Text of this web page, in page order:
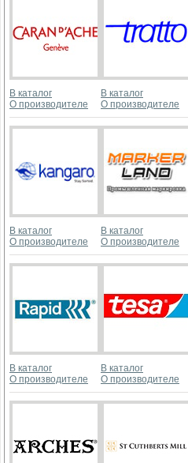
В каталог
О производителе
В каталог
О производителе
В каталог
О производителе
В каталог
О производителе
В каталог
О производителе
В каталог
О производителе